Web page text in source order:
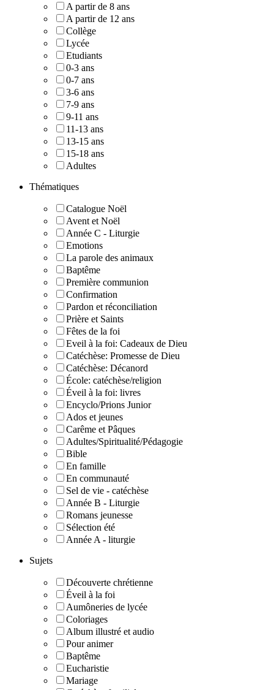
A partir de 8 ans
A partir de 12 ans
Collège
Lycée
Etudiants
0-3 ans
0-7 ans
3-6 ans
7-9 ans
9-11 ans
11-13 ans
13-15 ans
15-18 ans
Adultes
Thématiques
Catalogue Noël
Avent et Noël
Année C - Liturgie
Emotions
La parole des animaux
Baptême
Première communion
Confirmation
Pardon et réconciliation
Prière et Saints
Fêtes de la foi
Eveil à la foi: Cadeaux de Dieu
Catéchèse: Promesse de Dieu
Catéchèse: Décanord
École: catéchèse/religion
Éveil à la foi: livres
Encyclo/Prions Junior
Ados et jeunes
Carême et Pâques
Adultes/Spiritualité/Pédagogie
Bible
En famille
En communauté
Sel de vie - catéchèse
Année B - Liturgie
Romans jeunesse
Sélection été
Année A - liturgie
Sujets
Découverte chrétienne
Éveil à la foi
Aumôneries de lycée
Coloriages
Album illustré et audio
Pour animer
Baptême
Eucharistie
Mariage